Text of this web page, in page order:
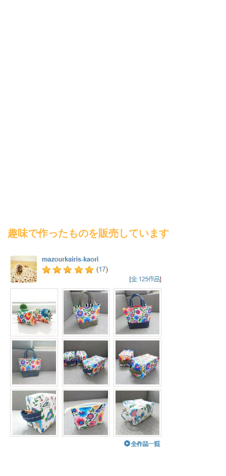
趣味で作ったものを販売しています